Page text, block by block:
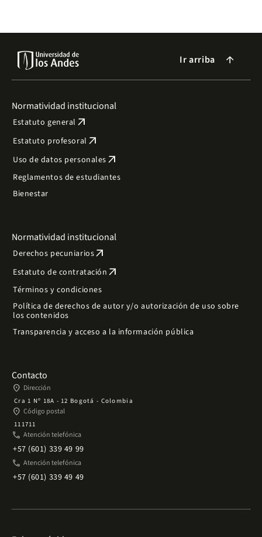
Ir arriba arrow_forward
Normatividad institucional
Estatuto general arrow_outward
Estatuto profesoral arrow_outward
Uso de datos personales arrow_outward
Reglamentos de estudiantes
Bienestar
Normatividad institucional
Derechos pecuniariosarrow_outward
Estatuto de contratación arrow_outward
Términos y condiciones
Política de derechos de autor y/o autorización de uso sobre
los contenidos
Transparencia y acceso a la información pública
Contacto
place Dirección
Cra 1 Nº 18A - 12 Bogotá - Colombia
place Código postal
111711
phone Atención telefónica
+57 (601) 339 49 99
phone Atención telefónica
+57 (601) 339 49 49